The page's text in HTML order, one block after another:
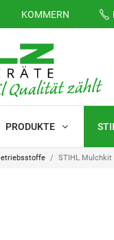
KOMMERN
PRODUKTE
STIHL Mulchkit